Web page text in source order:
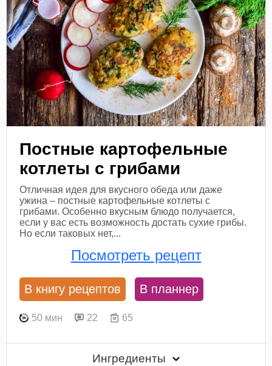
Постные картофельные
котлеты с грибами
Отличная идея для вкусного обеда или даже
ужина – постные картофельные котлеты с
грибами. Особенно вкусным блюдо получается,
если у вас есть возможность достать сухие грибы.
Но если таковых нет,...
Посмотреть рецепт
В книгу рецептов В планнер
50 мин 22 65
Ингредиенты